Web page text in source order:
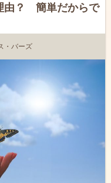
由？ 簡単だからで
・バーズ